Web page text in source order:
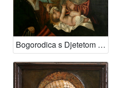
Bogorodica s Djetetom i svetom Cecilijom